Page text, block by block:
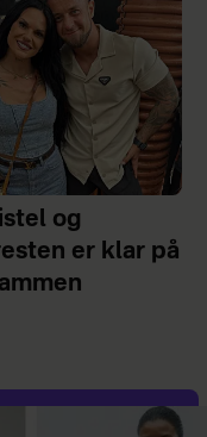
og
er klar på